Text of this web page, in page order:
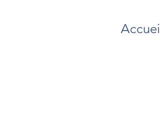
Accueil